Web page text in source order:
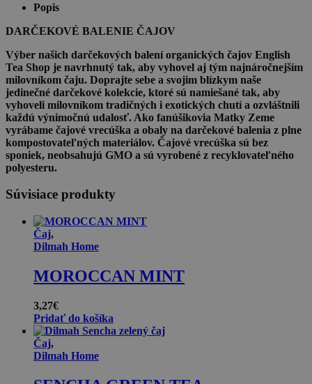
Popis
DARČEKOVÉ BALENIE ČAJOV
Výber našich darčekových balení organických čajov English
Tea Shop je navrhnutý tak, aby vyhovel aj tým najnáročnejším
milovníkom čaju. Doprajte sebe a svojim blízkym naše
jedinečné darčekové kolekcie, ktoré sú namiešané tak, aby
vyhoveli milovníkom tradičných i exotických chutí a ozvláštnili
každú výnimočnú udalosť. Ako fanúšikovia Matky Zeme
vyrábame čajové vrecúška a obaly na darčekové balenia z plne
kompostovateľných materiálov. Čajové vrecúška sú bez
sponiek, neobsahujú GMO a sú vyrobené z recyklovateľného
polyesteru.
Súvisiace produkty
Čaj,
Dilmah Home
MOROCCAN MINT
3,27€
Pridať do košíka
Čaj,
Dilmah Home